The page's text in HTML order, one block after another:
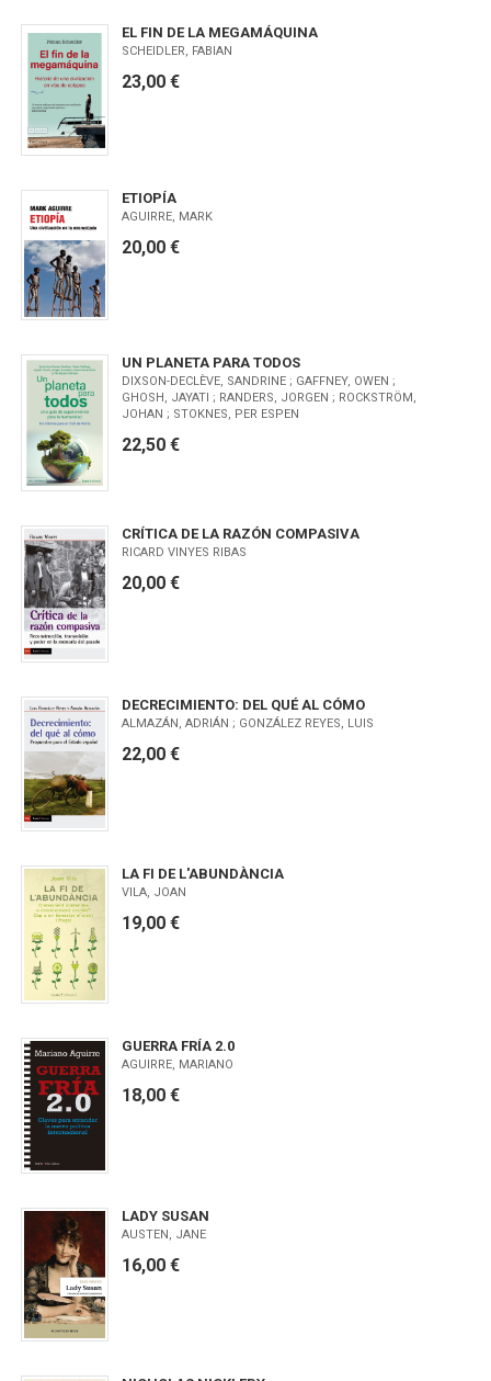
EL FIN DE LA MEGAMÁQUINA
SCHEIDLER, FABIAN
23,00 €
ETIOPÍA
AGUIRRE, MARK
20,00 €
UN PLANETA PARA TODOS
DIXSON-DECLÈVE, SANDRINE ; GAFFNEY, OWEN ;
GHOSH, JAYATI ; RANDERS, JORGEN ; ROCKSTRÖM,
JOHAN ; STOKNES, PER ESPEN
22,50 €
CRÍTICA DE LA RAZÓN COMPASIVA
RICARD VINYES RIBAS
20,00 €
DECRECIMIENTO: DEL QUÉ AL CÓMO
ALMAZÁN, ADRIÁN ; GONZÁLEZ REYES, LUIS
22,00 €
LA FI DE L'ABUNDÀNCIA
VILA, JOAN
19,00 €
GUERRA FRÍA 2.0
AGUIRRE, MARIANO
18,00 €
LADY SUSAN
AUSTEN, JANE
16,00 €